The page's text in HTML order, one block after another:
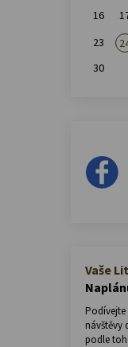
16
23
30
Vaše
Podívejte
návštěvy
podle